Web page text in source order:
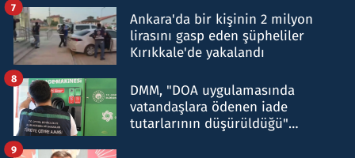
Ankara'da bir kişinin 2 milyon
lirasını gasp eden şüpheliler
Kırıkkale'de yakalandı
7
DMM, "DOA uygulamasında
vatandaşlara ödenen iade
tutarlarının düşürüldüğü"
8
9